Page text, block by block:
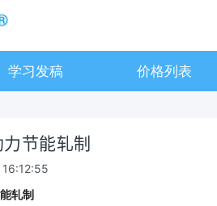
学习发稿 价格列表
节能轧制
轧制